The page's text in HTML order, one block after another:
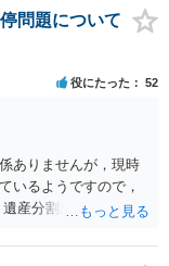
問題について
役にたった 52
ありませんが，現時
いるようですので，
産分割により，母の